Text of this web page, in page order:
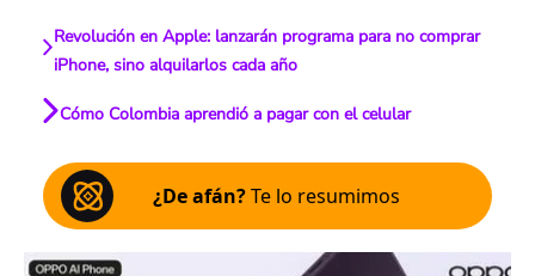
Revolución en Apple: lanzarán programa para no comprar
iPhone, sino alquilarlos cada año
Cómo Colombia aprendió a pagar con el celular
¿De afán?Te lo resumimos